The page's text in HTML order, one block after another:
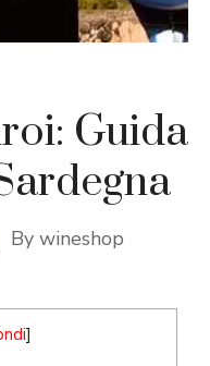
Guida
By wineshop
]